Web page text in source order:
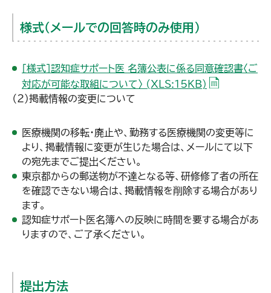
様式（メールでの回答時のみ使用）
［様式］認知症サポート医 名簿公表に係る同意確認書〈ご
対応が可能な取組について〉 (XLS:15KB) （EXCELファ
（２）掲載情報の変更について
医療機関の移転・廃止や、勤務する医療機関の変更等に
より、掲載情報に変更が生じた場合は、メールにて以下
の宛先までご提出ください。
東京都からの郵送物が不達となる等、研修修了者の所在
を確認できない場合は、掲載情報を削除する場合があり
ます。
認知症サポート医名簿への反映に時間を要する場合があ
りますので、ご了承ください。
提出方法